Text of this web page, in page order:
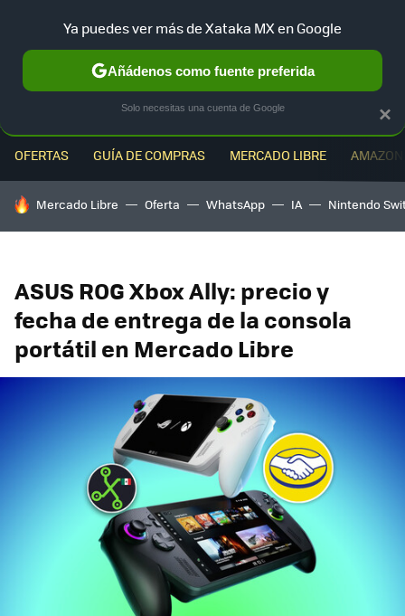
OFERTAS GUÍA DE COMPRAS MERCADO LIBRE
HOY SE HABLA DE
Mercado Libre Oferta WhatsApp IA Nintendo
ASUS ROG Xbox Ally: precio y
fecha de entrega de la consola
portátil en Mercado Libre
×
Ya puedes ver más de Xataka MX en Google
Añádenos como fuente preferida
Solo necesitas una cuenta de Google